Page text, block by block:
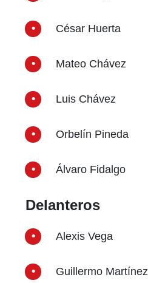
César Huerta
Mateo Chávez
Luis Chávez
Orbelín Pineda
Álvaro Fidalgo
Delanteros
Alexis Vega
Guillermo Martínez